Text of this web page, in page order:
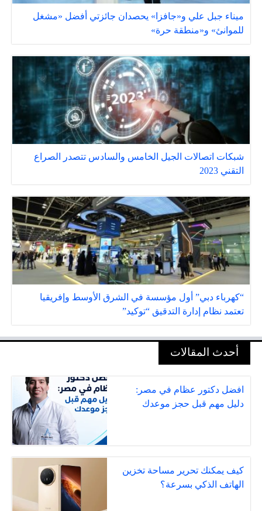
ميناء جبل علي و«جافزا» يحصدان جائزتي أفضل «مشغل
للموانئ» و«منطقة حرة»
شبكات اتصالات الجيل الخامس والسادس تتصدر الصراع
التقني 2023
“كهرباء دبي” أول مؤسسة في الشرق الأوسط وإفريقيا
تعتمد نظام إدارة التدقيق “توكيد”
أحدث المقالات
افضل دكتور عظام في مصر:
دليل مهم قبل حجز موعدك
كيف يمكنك تحرير مساحة تخزين
الهاتف الذكي بسرعة؟